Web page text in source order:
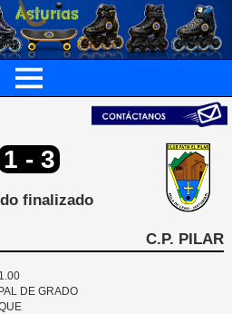
1 - 3
finalizado
C.P. PILAR
DE GRADO